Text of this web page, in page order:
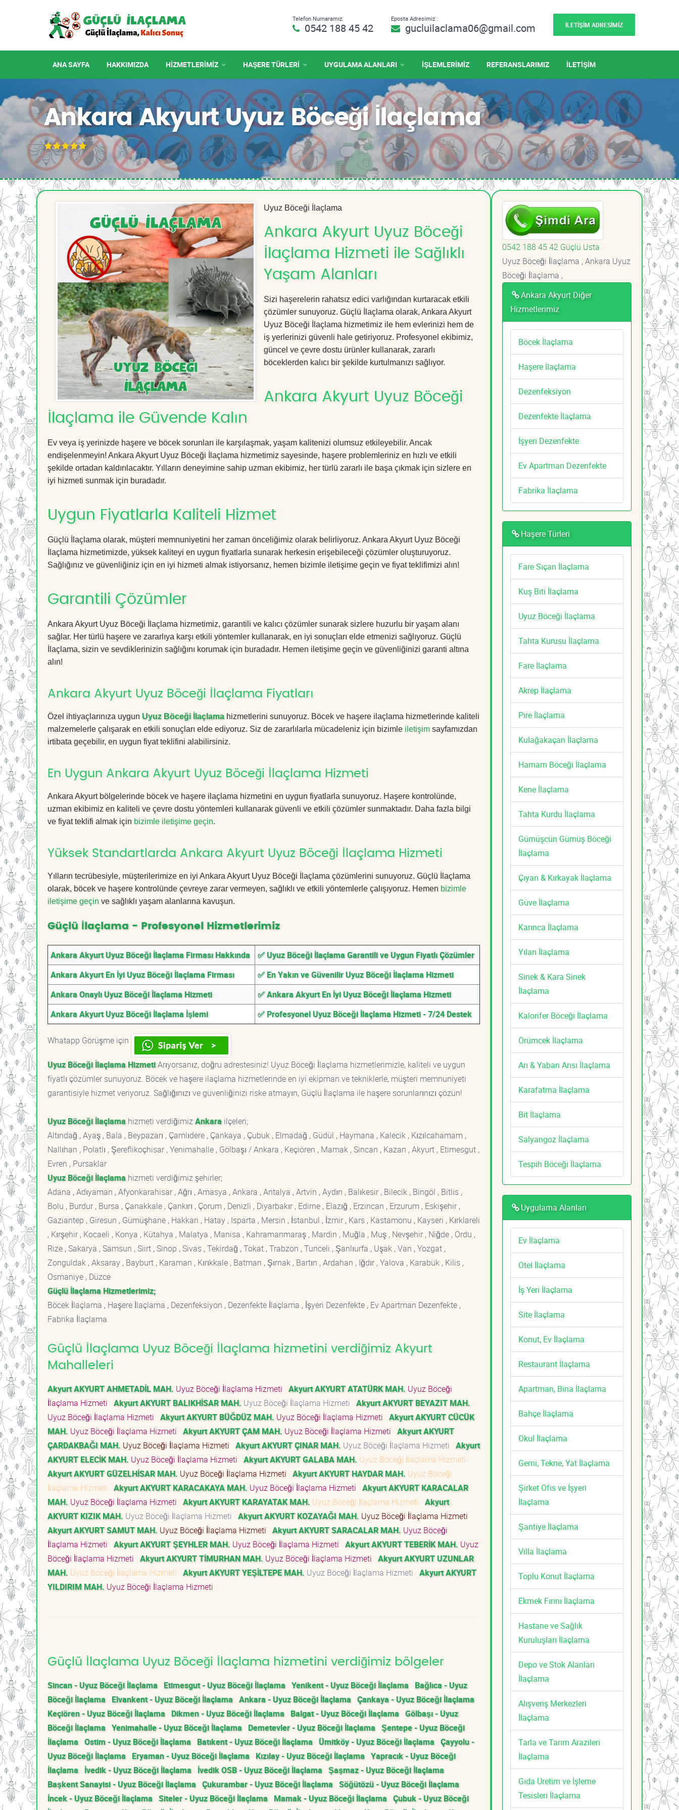
Telefon Numaramız:
0542 188 45 42
Eposta Adresimiz :
gucluilaclama06@gmail.com İLETİŞİM ADRESİMİZ
ANA SAYFA HAKKIMIZDA HIZMETLERIMIZ HAŞERE TÜRLERİ UYGULAMA ALANLARI İŞLEMLERİMİZ REFERANSLARIMIZ İLETİŞİM
Ankara Akyurt Uyuz Böceği İlaçlama
Uyuz Böceği İlaçlama
Ankara Akyurt Uyuz Böceği
İlaçlama Hizmeti ile Sağlıklı
Yaşam Alanları
Sizi haşerelerin rahatsız edici varlığından kurtaracak etkili
çözümler sunuyoruz. Güçlü İlaçlama olarak, Ankara Akyurt
Uyuz Böceği İlaçlama hizmetimiz ile hem evlerinizi hem de
iş yerlerinizi güvenli hale getiriyoruz. Profesyonel ekibimiz,
güncel ve çevre dostu ürünler kullanarak, zararlı
böceklerden kalıcı bir şekilde kurtulmanızı sağlıyor.
Ankara Akyurt Uyuz Böceği
İlaçlama ile Güvende Kalın
Ev veya iş yerinizde haşere ve böcek sorunları ile karşılaşmak, yaşam kalitenizi olumsuz etkileyebilir. Ancak
endişelenmeyin! Ankara Akyurt Uyuz Böceği İlaçlama hizmetimiz sayesinde, haşere problemleriniz en hızlı ve etkili
şekilde ortadan kaldırılacaktır. Yılların deneyimine sahip uzman ekibimiz, her türlü zararlı ile başa çıkmak için sizlere en
iyi hizmeti sunmak için buradadır.
Uygun Fiyatlarla Kaliteli Hizmet
Güçlü İlaçlama olarak, müşteri memnuniyetini her zaman önceliğimiz olarak belirliyoruz. Ankara Akyurt Uyuz Böceği
İlaçlama hizmetimizde, yüksek kaliteyi en uygun fiyatlarla sunarak herkesin erişebileceği çözümler oluşturuyoruz.
Sağlığınız ve güvenliğiniz için en iyi hizmeti almak istiyorsanız, hemen bizimle iletişime geçin ve fiyat teklifimizi alın!
Garantili Çözümler
Ankara Akyurt Uyuz Böceği İlaçlama hizmetimiz, garantili ve kalıcı çözümler sunarak sizlere huzurlu bir yaşam alanı
sağlar. Her türlü haşere ve zararlıya karşı etkili yöntemler kullanarak, en iyi sonuçları elde etmenizi sağlıyoruz. Güçlü
İlaçlama, sizin ve sevdiklerinizin sağlığını korumak için buradadır. Hemen iletişime geçin ve güvenliğinizi garanti altına
alın!
Ankara Akyurt Uyuz Böceği İlaçlama Fiyatları
Özel ihtiyaçlarınıza uygun Uyuz Böceği İlaçlamahizmetlerini sunuyoruz. Böcek ve haşere ilaçlama hizmetlerinde kaliteli
malzemelerle çalışarak en etkili sonuçları elde ediyoruz. Siz de zararlılarla mücadeleniz için bizimle iletişim sayfamızdan
irtibata geçebilir, en uygun fiyat teklifini alabilirsiniz.
En Uygun Ankara Akyurt Uyuz Böceği İlaçlama Hizmeti
Ankara Akyurt bölgelerinde böcek ve haşere ilaçlama hizmetini en uygun fiyatlarla sunuyoruz. Haşere kontrolünde,
uzman ekibimiz en kaliteli ve çevre dostu yöntemleri kullanarak güvenli ve etkili çözümler sunmaktadır. Daha fazla bilgi
ve fiyat teklifi almak için bizimle iletişime geçin.
Yüksek Standartlarda Ankara Akyurt Uyuz Böceği İlaçlama Hizmeti
Yılların tecrübesiyle, müşterilerimize en iyi Ankara Akyurt Uyuz Böceği İlaçlama çözümlerini sunuyoruz. Güçlü İlaçlama
olarak, böcek ve haşere kontrolünde çevreye zarar vermeyen, sağlıklı ve etkili yöntemlerle çalışıyoruz. Hemen bizimle
iletişime geçin ve sağlıklı yaşam alanlarına kavuşun.
Güçlü İlaçlama - Profesyonel Hizmetlerimiz
Ankara Akyurt Uyuz Böceği İlaçlama Firması Hakkında
✅ Uyuz Böceği İlaçlama Garantili ve Uygun Fiyatlı Çözümler
Ankara Akyurt En İyi Uyuz Böceği İlaçlama Firması
✅ En Yakın ve Güvenilir Uyuz Böceği İlaçlama Hizmeti
Ankara Onaylı Uyuz Böceği İlaçlama Hizmeti
✅ Ankara Akyurt En İyi Uyuz Böceği İlaçlama Hizmeti
Ankara Akyurt Uyuz Böceği İlaçlama İşlemi
✅ Profesyonel Uyuz Böceği İlaçlama Hizmeti - 7/24 Destek
Whatapp Görüşme için
Uyuz Böceği İlaçlama HizmetiArıyorsanız, doğru adrestesiniz! Uyuz Böceği İlaçlama hizmetlerimizle, kaliteli ve uygun
fiyatlı çözümler sunuyoruz. Böcek ve haşere ilaçlama hizmetlerinde en iyi ekipman ve tekniklerle, müşteri memnuniyeti
garantisiyle hizmet veriyoruz. Sağlığınızı ve güvenliğinizi riske atmayın, Güçlü İlaçlama ile haşere sorunlarınızı çözün!
Uyuz Böceği İlaçlama hizmeti verdiğimizAnkara ilçeleri;
Altındağ , Ayaş , Bala , Beypazarı , Çamlıdere , Çankaya , Çubuk , Elmadağ , Güdül , Haymana , Kalecik , Kızılcahamam ,
Nallıhan , Polatlı , Şereflikoçhisar , Yenimahalle , Gölbaşı / Ankara , Keçiören , Mamak , Sincan , Kazan , Akyurt , Etimesgut ,
Evren , Pursaklar
Uyuz Böceği İlaçlama hizmeti verdiğimiz şehirler;
Adana , Adıyaman , Afyonkarahisar , Ağrı , Amasya , Ankara , Antalya , Artvin , Aydın , Balıkesir , Bilecik , Bingöl , Bitlis ,
Bolu , Burdur , Bursa , Çanakkale , Çankırı , Çorum , Denizli , Diyarbakır , Edirne , Elazığ , Erzincan , Erzurum , Eskişehir ,
Gaziantep , Giresun , Gümüşhane , Hakkari , Hatay , Isparta , Mersin , İstanbul , İzmir , Kars , Kastamonu , Kayseri , Kırklareli
, Kırşehir , Kocaeli , Konya , Kütahya , Malatya , Manisa , Kahramanmaraş , Mardin , Muğla , Muş , Nevşehir , Niğde , Ordu ,
Rize , Sakarya , Samsun , Siirt , Sinop , Sivas , Tekirdağ , Tokat , Trabzon , Tunceli , Şanlıurfa , Uşak , Van , Yozgat ,
Zonguldak , Aksaray , Bayburt , Karaman , Kırıkkale , Batman , Şırnak , Bartın , Ardahan , Iğdır , Yalova , Karabük , Kilis ,
Osmaniye , Düzce
Güçlü İlaçlama Hizmetlerimiz;
Böcek İlaçlama , Haşere İlaçlama , Dezenfeksiyon , Dezenfekte İlaçlama , İşyeri Dezenfekte , Ev Apartman Dezenfekte ,
Fabrika İlaçlama
Güçlü İlaçlama Uyuz Böceği İlaçlama hizmetini verdiğimiz Akyurt
Mahalleleri
Akyurt AKYURT AHMETADİL MAH. Uyuz Böceği İlaçlama Hizmeti Akyurt AKYURT ATATÜRK MAH. Uyuz Böceği
İlaçlama Hizmeti Akyurt AKYURT BALIKHİSAR MAH. Uyuz Böceği İlaçlama Hizmeti Akyurt AKYURT BEYAZIT MAH.
Uyuz Böceği İlaçlama Hizmeti Akyurt AKYURT BÜĞDÜZ MAH. Uyuz Böceği İlaçlama Hizmeti Akyurt AKYURT CÜCÜK
MAH. Uyuz Böceği İlaçlama Hizmeti Akyurt AKYURT ÇAM MAH. Uyuz Böceği İlaçlama Hizmeti Akyurt AKYURT
ÇARDAKBAĞI MAH. Uyuz Böceği İlaçlama Hizmeti Akyurt AKYURT ÇINAR MAH. Uyuz Böceği İlaçlama Hizmeti Akyurt
AKYURT ELECİK MAH. Uyuz Böceği İlaçlama Hizmeti Akyurt AKYURT GALABA MAH. Uyuz Böceği İlaçlama Hizmeti
Akyurt AKYURT GÜZELHİSAR MAH. Uyuz Böceği İlaçlama Hizmeti Akyurt AKYURT HAYDAR MAH. Uyuz Böceği
İlaçlama Hizmeti Akyurt AKYURT KARACAKAYA MAH. Uyuz Böceği İlaçlama Hizmeti Akyurt AKYURT KARACALAR
MAH. Uyuz Böceği İlaçlama Hizmeti Akyurt AKYURT KARAYATAK MAH. Uyuz Böceği İlaçlama Hizmeti Akyurt
AKYURT KIZIK MAH. Uyuz Böceği İlaçlama Hizmeti Akyurt AKYURT KOZAYAĞI MAH. Uyuz Böceği İlaçlama Hizmeti
Akyurt AKYURT SAMUT MAH. Uyuz Böceği İlaçlama Hizmeti Akyurt AKYURT SARACALAR MAH. Uyuz Böceği
İlaçlama Hizmeti Akyurt AKYURT ŞEYHLER MAH. Uyuz Böceği İlaçlama Hizmeti Akyurt AKYURT TEBERİK MAH. Uyuz
Böceği İlaçlama Hizmeti Akyurt AKYURT TİMURHAN MAH. Uyuz Böceği İlaçlama Hizmeti Akyurt AKYURT UZUNLAR
MAH. Uyuz Böceği İlaçlama Hizmeti Akyurt AKYURT YEŞİLTEPE MAH. Uyuz Böceği İlaçlama Hizmeti Akyurt AKYURT
YILDIRIM MAH. Uyuz Böceği İlaçlama Hizmeti
Güçlü İlaçlama Uyuz Böceği İlaçlama hizmetini verdiğimiz bölgeler
Sincan - Uyuz Böceği İlaçlama Etimesgut - Uyuz Böceği İlaçlama Yenikent - Uyuz Böceği İlaçlama Bağlıca - Uyuz
Böceği İlaçlama Elvankent - Uyuz Böceği İlaçlama Ankara - Uyuz Böceği İlaçlama Çankaya - Uyuz Böceği İlaçlama
Keçiören - Uyuz Böceği İlaçlama Dikmen - Uyuz Böceği İlaçlama Balgat - Uyuz Böceği İlaçlama Gölbaşı - Uyuz
Böceği İlaçlama Yenimahalle - Uyuz Böceği İlaçlama Demetevler - Uyuz Böceği İlaçlama Şentepe - Uyuz Böceği
İlaçlama Ostim - Uyuz Böceği İlaçlama Batıkent - Uyuz Böceği İlaçlama Ümitköy - Uyuz Böceği İlaçlama Çayyolu -
Uyuz Böceği İlaçlama Eryaman - Uyuz Böceği İlaçlama Kızılay - Uyuz Böceği İlaçlama Yapracık - Uyuz Böceği
İlaçlama İvedik - Uyuz Böceği İlaçlama İvedik OSB - Uyuz Böceği İlaçlama Şaşmaz - Uyuz Böceği İlaçlama
Başkent Sanayisi - Uyuz Böceği İlaçlama Çukurambar - Uyuz Böceği İlaçlama Söğütözü - Uyuz Böceği İlaçlama
İncek - Uyuz Böceği İlaçlama Siteler - Uyuz Böceği İlaçlama Mamak - Uyuz Böceği İlaçlama Çubuk - Uyuz Böceği
0542 188 45 42 Güçlü Usta
Uyuz Böceği İlaçlama , Ankara Uyuz
Böceği İlaçlama ,
Ankara Akyurt Diğer
Hizmetlerimiz
Böcek İlaçlama
Haşere İlaçlama
Dezenfeksiyon
Dezenfekte İlaçlama
İşyeri Dezenfekte
Ev Apartman Dezenfekte
Fabrika İlaçlama
Haşere Türleri
Fare Sıçan İlaçlama
Kuş Biti İlaçlama
Uyuz Böceği İlaçlama
Tahta Kurusu İlaçlama
Fare İlaçlama
Akrep İlaçlama
Pire İlaçlama
Kulağakaçan İlaçlama
Hamam Böceği İlaçlama
Kene İlaçlama
Tahta Kurdu İlaçlama
Gümüşcün Gümüş Böceği
İlaçlama
Çıyan & Kırkayak İlaçlama
Güve İlaçlama
Karınca İlaçlama
Yılan İlaçlama
Sinek & Kara Sinek
İlaçlama
Kalorifer Böceği İlaçlama
Örümcek İlaçlama
Arı & Yaban Arısı İlaçlama
Karafatma İlaçlama
Bit İlaçlama
Salyangoz İlaçlama
Tespih Böceği İlaçlama
Uygulama Alanları
Ev İlaçlama
Otel İlaçlama
İş Yeri İlaçlama
Site İlaçlama
Konut, Ev İlaçlama
Restaurant İlaçlama
Apartman, Bina İlaçlama
Bahçe İlaçlama
Okul İlaçlama
Gemi, Tekne, Yat İlaçlama
Şirket Ofis ve İşyeri
İlaçlama
Şantiye İlaçlama
Villa İlaçlama
Toplu Konut İlaçlama
Ekmek Fırını İlaçlama
Hastane ve Sağlık
Kuruluşları İlaçlama
Depo ve Stok Alanları
İlaçlama
Alışveriş Merkezleri
İlaçlama
Tarla ve Tarım Arazileri
İlaçlama
Gıda Üretim ve İşleme
Tesisleri İlaçlama